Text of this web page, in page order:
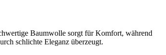
Baumwolle sorgt für Komfort, während
schlichte Eleganz überzeugt.